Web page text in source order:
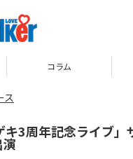
コラム
ス
3周年記念ライブ」